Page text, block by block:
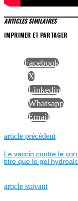
ARTICLES SIMILAIRES
IMPRIMER ET PARTAGER
Facebook
X
Linkedin
Whatsapp
Email
NAVIGATION
DE
L’ARTICLE
article précédentPrevious
Le vaccin contre le
titre que le gel
article suivantNext